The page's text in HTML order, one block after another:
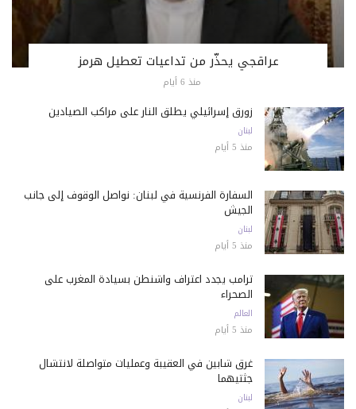
عراقجي يحذّر من تداعيات تعطيل هرمز
منذ 6 أيام
زورق إسرائيلي يطلق النار على مراكب الصيادين
لبنان
منذ 5 أيام
السفارة الفرنسية في لبنان: نواصل الوقوف إلى جانب
الجيش
لبنان
منذ 5 أيام
ترامب يجدد اعتراف واشنطن بسيادة المغرب على
الصحراء
العالم
منذ 5 أيام
غرق شابين في العقيبة وعمليات متواصلة لانتشال
جثتيهما
لبنان